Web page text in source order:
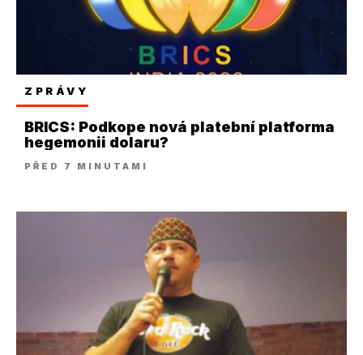
ZPRÁVY
BRICS: Podkope nová platební platforma
hegemonii dolaru?
PŘED 7 MINUTAMI